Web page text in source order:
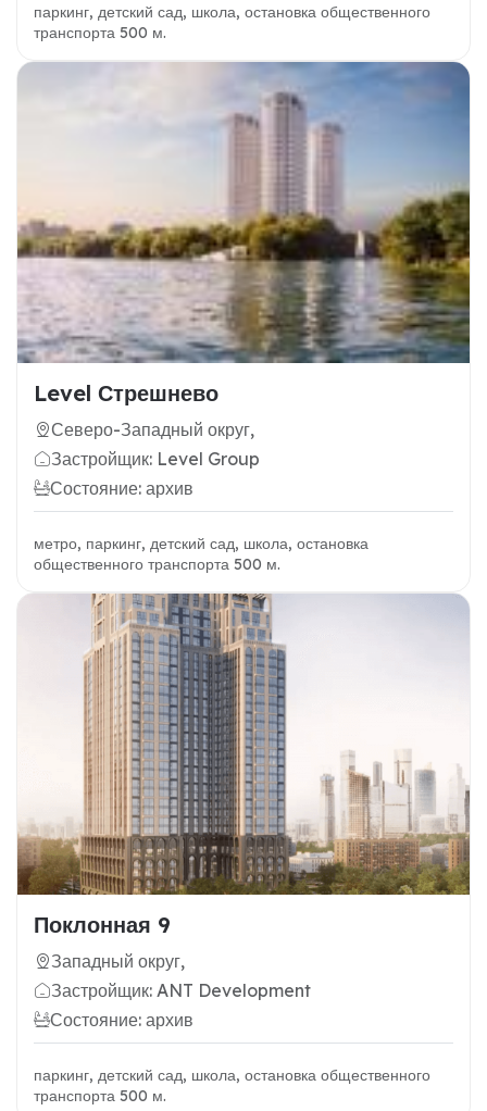
паркинг, детский сад, школа, остановка общественного
транспорта 500 м.
Level Стрешнево
Северо-Западный округ,
Застройщик: Level Group
Состояние: архив
метро, паркинг, детский сад, школа, остановка
общественного транспорта 500 м.
Поклонная 9
Западный округ,
Застройщик: ANT Development
Состояние: архив
паркинг, детский сад, школа, остановка общественного
транспорта 500 м.